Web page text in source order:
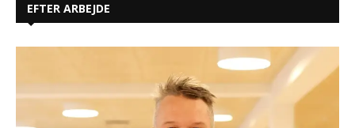
EFTER ARBEJDE